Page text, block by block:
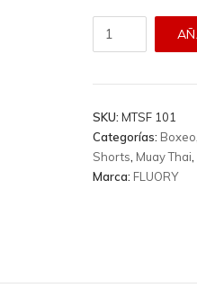
Short
MTSF
cantidad
SKU: MTSF 101
Categorías: Boxeo
Shorts Muay Thai
Marca: FLUORY